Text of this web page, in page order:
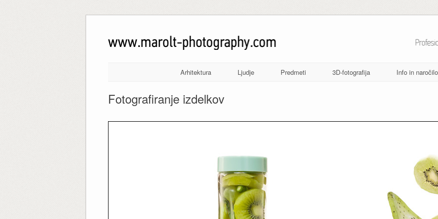
Arhitektura Ljudje Predmeti 3D-fotografija Info in naročilo
Fotografiranje izdelkov